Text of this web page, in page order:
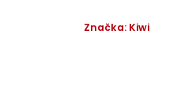
Značka: Kiwi